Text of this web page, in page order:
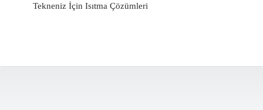
Tekneniz İçin Isıtma Çözümleri